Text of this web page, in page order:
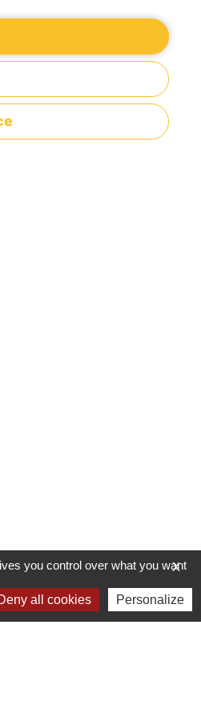
X
you control over what you want
all cookies Personalize